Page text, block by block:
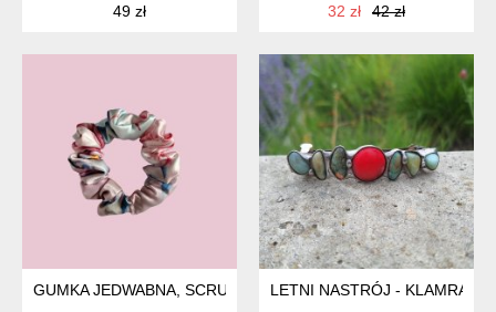
49 zł
32 zł
42 zł
GUMKA JEDWABNA, SCRUNCHIE, WIOSENNE KWIATY MINI
LETNI NASTRÓJ - KLAMRA